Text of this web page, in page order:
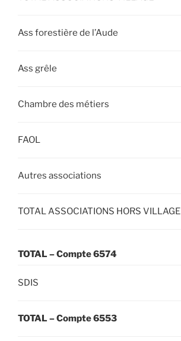
Ass forestière de l’Aude
Ass grêle
Chambre des métiers
FAOL
Autres associations
TOTAL ASSOCIATIONS HORS VILLAGE
TOTAL – Compte 6574
SDIS
TOTAL – Compte 6553